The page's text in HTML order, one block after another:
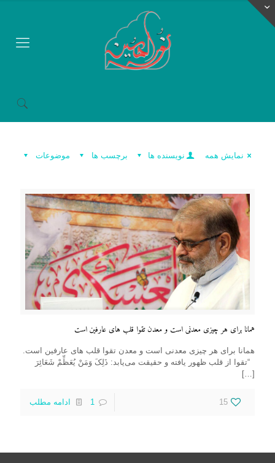
موضوعات برچسب ها نویسنده ها نمایش همه
همانا برای هر چیزی معدنی است و معدن تقوا قلب های عارفین است
همانا برای هر چیزی معدنی است و معدن تقوا قلب های عارفین است.
“تقوا از قلب ظهور یافته و حقیقت می‌یابد: ذَلِکَ وَمَنْ یُعَظِّمْ شَعَائِرَ
[…]
15
1 ادامه مطلب